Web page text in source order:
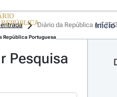
República Portuguesa
Início
Diário da República n.º
Pesquisa